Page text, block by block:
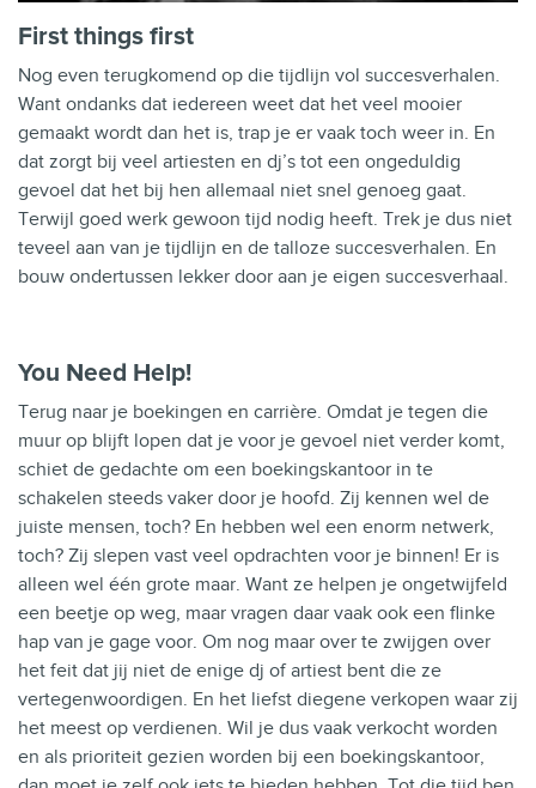
First things first
Nog even terugkomend op die tijdlijn vol succesverhalen.
Want ondanks dat iedereen weet dat het veel mooier
gemaakt wordt dan het is, trap je er vaak toch weer in. En
dat zorgt bij veel artiesten en dj’s tot een ongeduldig
gevoel dat het bij hen allemaal niet snel genoeg gaat.
Terwijl goed werk gewoon tijd nodig heeft. Trek je dus niet
teveel aan van je tijdlijn en de talloze succesverhalen. En
bouw ondertussen lekker door aan je eigen succesverhaal.
You Need Help!
Terug naar je boekingen en carrière. Omdat je tegen die
muur op blijft lopen dat je voor je gevoel niet verder komt,
schiet de gedachte om een boekingskantoor in te
schakelen steeds vaker door je hoofd. Zij kennen wel de
juiste mensen, toch? En hebben wel een enorm netwerk,
toch? Zij slepen vast veel opdrachten voor je binnen! Er is
alleen wel één grote maar. Want ze helpen je ongetwijfeld
een beetje op weg, maar vragen daar vaak ook een flinke
hap van je gage voor. Om nog maar over te zwijgen over
het feit dat jij niet de enige dj of artiest bent die ze
vertegenwoordigen. En het liefst diegene verkopen waar zij
het meest op verdienen. Wil je dus vaak verkocht worden
en als prioriteit gezien worden bij een boekingskantoor,